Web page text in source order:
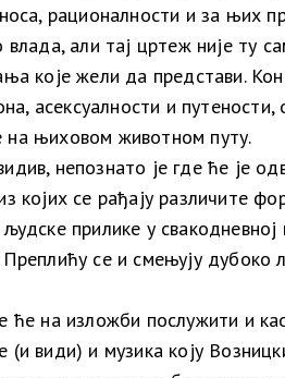
рационалности и за њих
али тај цртеж није ту
које жели да представи.
асексуалности и
на њиховом животном путу.
непознато је где ће је
којих се рађају различите
прилике у
се и смењују
на изложби послужити и
и музика коју